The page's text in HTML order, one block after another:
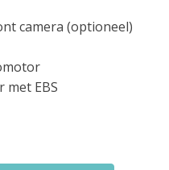
camera (optioneel)
met EBS